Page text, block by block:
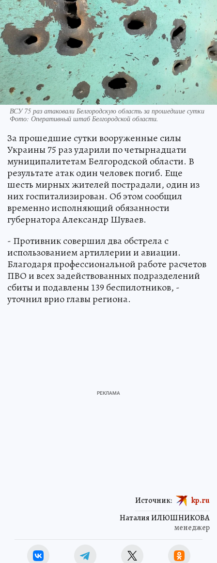
ВСУ 75 раз атаковали Белгородскую область за прошедшие сутки
Фото: Оперативный штаб Белгородской области.
За прошедшие сутки вооруженные силы
Украины 75 раз ударили по четырнадцати
муниципалитетам Белгородской области. В
результате атак один человек погиб. Еще
шесть мирных жителей пострадали, один из
них госпитализирован. Об этом сообщил
временно исполняющий обязанности
губернатора Александр Шуваев.
- Противник совершил два обстрела с
использованием артиллерии и авиации.
Благодаря профессиональной работе расчетов
ПВО и всех задействованных подразделений
сбиты и подавлены 139 беспилотников, -
уточнил врио главы региона.
Наталия ИЛЮШНИКОВА
менеджер
Источник: kp.ru